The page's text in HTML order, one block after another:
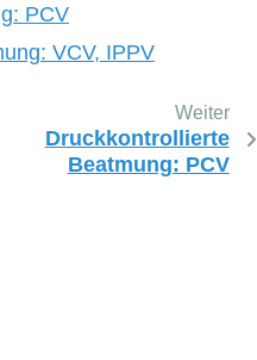
PCV
VCV, IPPV
Weiter
Druckkontrollierte
Beatmung: PCV